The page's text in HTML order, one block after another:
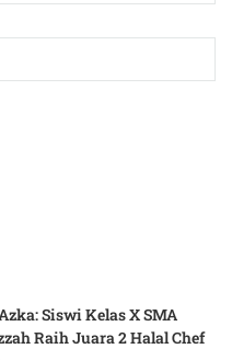
Siswi Kelas X SMA
Raih Juara 2 Halal Chef